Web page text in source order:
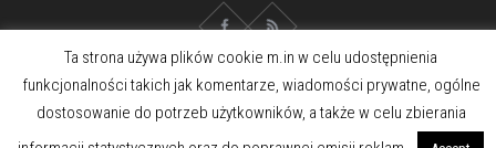
Ta strona używa plików cookie m.in w celu udostępnienia
funkcjonalności takich jak komentarze, wiadomości prywatne, ogólne
dostosowanie do potrzeb użytkowników, a także w celu zbierania